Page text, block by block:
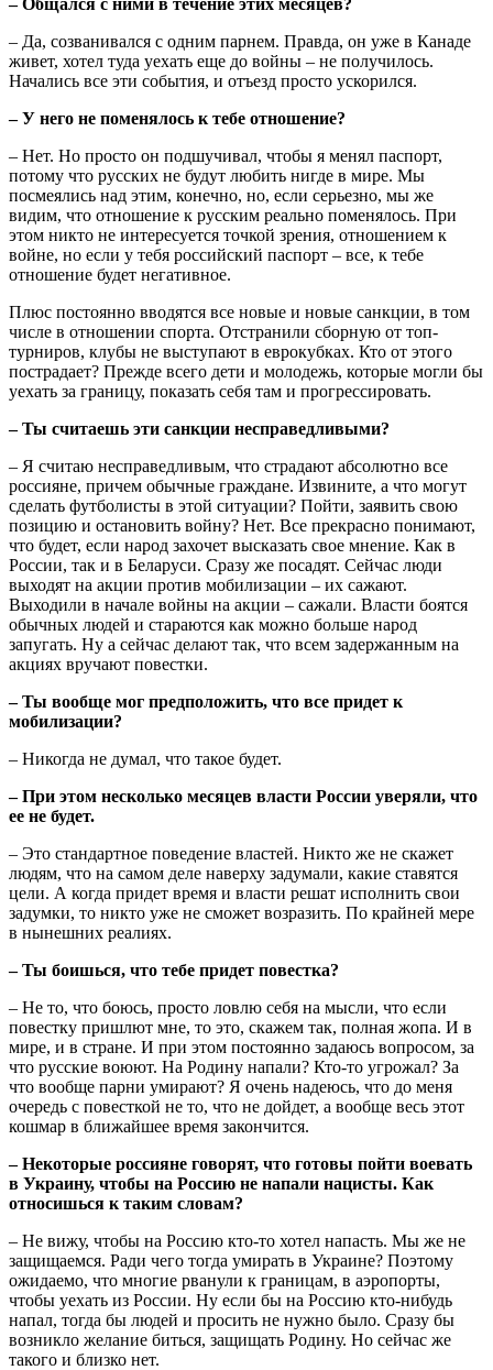
– Да, созванивался с одним парнем. Правда, он уже в Канаде
живет, хотел туда уехать еще до войны – не получилось.
Начались все эти события, и отъезд просто ускорился.
– У него не поменялось к тебе отношение?
– Нет. Но просто он подшучивал, чтобы я менял паспорт,
потому что русских не будут любить нигде в мире. Мы
посмеялись над этим, конечно, но, если серьезно, мы же
видим, что отношение к русским реально поменялось. При
этом никто не интересуется точкой зрения, отношением к
войне, но если у тебя российский паспорт – все, к тебе
отношение будет негативное.
Плюс постоянно вводятся все новые и новые санкции, в том
числе в отношении спорта. Отстранили сборную от топ-
турниров, клубы не выступают в еврокубках. Кто от этого
пострадает? Прежде всего дети и молодежь, которые могли бы
уехать за границу, показать себя там и прогрессировать.
– Ты считаешь эти санкции несправедливыми?
– Я считаю несправедливым, что страдают абсолютно все
россияне, причем обычные граждане. Извините, а что могут
сделать футболисты в этой ситуации? Пойти, заявить свою
позицию и остановить войну? Нет. Все прекрасно понимают,
что будет, если народ захочет высказать свое мнение. Как в
России, так и в Беларуси. Сразу же посадят. Сейчас люди
выходят на акции против мобилизации – их сажают.
Выходили в начале войны на акции – сажали. Власти боятся
обычных людей и стараются как можно больше народ
запугать. Ну а сейчас делают так, что всем задержанным на
акциях вручают повестки.
– Ты вообще мог предположить, что все придет к
мобилизации?
– Никогда не думал, что такое будет.
– При этом несколько месяцев власти России уверяли, что
ее не будет.
– Это стандартное поведение властей. Никто же не скажет
людям, что на самом деле наверху задумали, какие ставятся
цели. А когда придет время и власти решат исполнить свои
задумки, то никто уже не сможет возразить. По крайней мере
в нынешних реалиях.
– Ты боишься, что тебе придет повестка?
– Не то, что боюсь, просто ловлю себя на мысли, что если
повестку пришлют мне, то это, скажем так, полная жопа. И в
мире, и в стране. И при этом постоянно задаюсь вопросом, за
что русские воюют. На Родину напали? Кто-то угрожал? За
что вообще парни умирают? Я очень надеюсь, что до меня
очередь с повесткой не то, что не дойдет, а вообще весь этот
кошмар в ближайшее время закончится.
– Некоторые россияне говорят, что готовы пойти воевать
в Украину, чтобы на Россию не напали нацисты. Как
относишься к таким словам?
– Не вижу, чтобы на Россию кто-то хотел напасть. Мы же не
защищаемся. Ради чего тогда умирать в Украине? Поэтому
ожидаемо, что многие рванули к границам, в аэропорты,
чтобы уехать из России. Ну если бы на Россию кто-нибудь
напал, тогда бы людей и просить не нужно было. Сразу бы
возникло желание биться, защищать Родину. Но сейчас же
такого и близко нет.